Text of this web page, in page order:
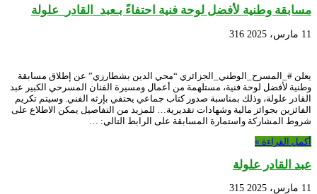
مسابقة وطنية لأفضل لوحة فنية احتفاءً بـعبد_القادر_علولة
11 مارس، 2025 316
يعلن #_المسرح_الوطني_الجزائري “محي الدين بشطارزي” عن إطلاق مسابقة
وطنية لأفضل لوحة فنية، مستلهمة من أعمال ومسيرة الفنان المسرحي الكبير عبد
القادر علولة، وذلك بمناسبة صدور كتاب جماعي يحتفي بإرثه الفني. وسيتم تكريم
الفائزين بجوائز مالية وشهادات تقديرية… للمزيد من التفاصيل يمكن الاطلاع على
شروط المشاركة واستمارة المسابقة على الرابط التالي: …
أكمل القراءة »
عبد القادر علولة
11 مارس، 2025 315